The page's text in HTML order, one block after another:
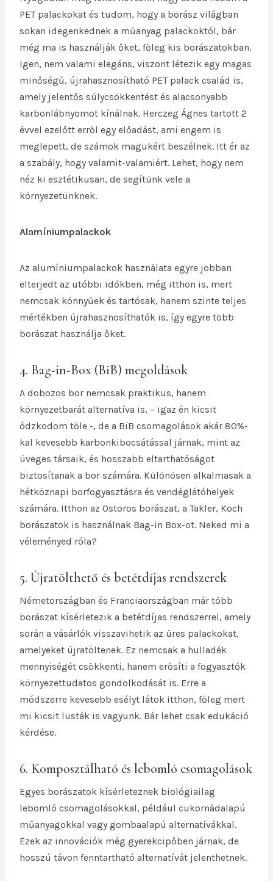
PET palackokat és tudom, hogy a borász világban
sokan idegenkednek a műanyag palackoktól, bár
még ma is használják őket, főleg kis borászatokban.
Igen, nem valami elegáns, viszont létezik egy magas
minőségű, újrahasznosítható PET palack család is,
amely jelentős súlycsökkentést és alacsonyabb
karbonlábnyomot kínálnak. Herczeg Ágnes tartott 2
évvel ezelőtt erről egy előadást, ami engem is
meglepett, de számok magukért beszélnek. Itt ér az
a szabály, hogy valamit-valamiért. Lehet, hogy nem
néz ki esztétikusan, de segítünk vele a
környezetünknek.
Alamíniumpalackok
Az alumíniumpalackok használata egyre jobban
elterjedt az utóbbi időkben, még itthon is, mert
nemcsak könnyűek és tartósak, hanem szinte teljes
mértékben újrahasznosíthatók is, így egyre több
borászat használja őket.
4. Bag-in-Box (BiB) megoldások
A dobozos bor nemcsak praktikus, hanem
környezetbarát alternatíva is, – igaz én kicsit
ódzkodom tőle -, de a BiB csomagolások akár 80%-
kal kevesebb karbonkibocsátással járnak, mint az
üveges társaik, és hosszabb eltarthatóságot
biztosítanak a bor számára. Különösen alkalmasak a
hétköznapi borfogyasztásra és vendéglátóhelyek
számára. Itthon az Ostoros borászat, a Takler, Koch
borászatok is használnak Bag-in Box-ot. Neked mi a
véleményed róla?
5. Újratölthető és betétdíjas rendszerek
Németországban és Franciaországban már több
borászat kísérletezik a betétdíjas rendszerrel, amely
során a vásárlók visszavihetik az üres palackokat,
amelyeket újratöltenek. Ez nemcsak a hulladék
mennyiségét csökkenti, hanem erősíti a fogyasztók
környezettudatos gondolkodását is. Erre a
módszerre kevesebb esélyt látok itthon, főleg mert
mi kicsit lusták is vagyunk. Bár lehet csak edukáció
kérdése.
6. Komposztálható és lebomló csomagolások
Egyes borászatok kísérleteznek biológiailag
lebomló csomagolásokkal, például cukornádalapú
műanyagokkal vagy gombaalapú alternatívákkal.
Ezek az innovációk még gyerekcipőben járnak, de
hosszú távon fenntartható alternatívát jelenthetnek.